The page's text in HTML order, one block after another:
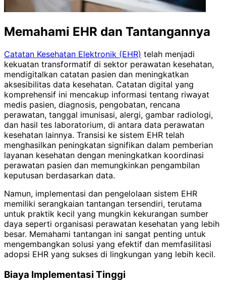
Memahami EHR dan Tantangannya
Catatan Kesehatan Elektronik (EHR) telah menjadi
kekuatan transformatif di sektor perawatan kesehatan,
mendigitalkan catatan pasien dan meningkatkan
aksesibilitas data kesehatan. Catatan digital yang
komprehensif ini mencakup informasi tentang riwayat
medis pasien, diagnosis, pengobatan, rencana
perawatan, tanggal imunisasi, alergi, gambar radiologi,
dan hasil tes laboratorium, di antara data perawatan
kesehatan lainnya. Transisi ke sistem EHR telah
menghasilkan peningkatan signifikan dalam pemberian
layanan kesehatan dengan meningkatkan koordinasi
perawatan pasien dan memungkinkan pengambilan
keputusan berdasarkan data.
Namun, implementasi dan pengelolaan sistem EHR
memiliki serangkaian tantangan tersendiri, terutama
untuk praktik kecil yang mungkin kekurangan sumber
daya seperti organisasi perawatan kesehatan yang lebih
besar. Memahami tantangan ini sangat penting untuk
mengembangkan solusi yang efektif dan memfasilitasi
adopsi EHR yang sukses di lingkungan yang lebih kecil.
Biaya Implementasi Tinggi